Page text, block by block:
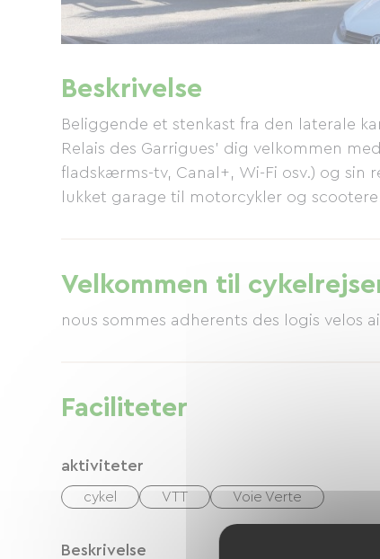
Beskrivelse
Beliggende et stenkast fra den laterale
Relais des Garrigues' dig velkommen
fladskærms-tv, Canal+, Wi-Fi osv.) og sin
lukket garage til motorcykler og
Velkommen til
nous sommes adherents des logis velos
Faciliteter
aktiviteter
cykel VTT Voie Verte
Beskrivelse